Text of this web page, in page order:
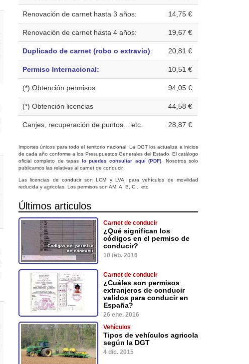
Renovación de carnet hasta 3 años: 14,75 €
Renovación de carnet hasta 4 años: 19,67 €
Duplicado de carnet (robo o extravio): 20,81 €
Permiso Internacional: 10,51 €
(*) Obtención permisos 94,05 €
(*) Obtención licencias 44,58 €
Canjes, recuperación de puntos... etc. 28,87 €
Importes únicos para todo el territorio nacional. La DGT los actualiza a inicios
de cada año conforme a los Presupuestos Generales del Estado. El catálogo
oficial completo de tasas lo puedes consultar aquí (PDF) . Nosotros solo
publicamos las relativas al carnet de conducir.
Las licencias de conducir son LCM y LVA, para vehículos de movilidad
reducida y agricolas. Los permisos son AM, A, B, C... etc.
Últimos articulos
Carnet de conducir
¿Qué significan los
códigos en el permiso de
conducir?
10 feb. 2016
Carnet de conducir
¿Cuáles son permisos
extranjeros de conducir
validos para conducir en
España?
26 ene. 2016
Vehículos
Tipos de vehículos agricola
según la DGT
4 dic. 2015